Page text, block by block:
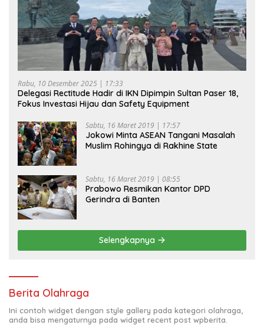
Rabu, 10 Desember 2025 | 17:33
Delegasi Rectitude Hadir di IKN Dipimpin Sultan Paser 18,
Fokus Investasi Hijau dan Safety Equipment
Sabtu, 16 Maret 2019 | 17:57
Jokowi Minta ASEAN Tangani Masalah
Muslim Rohingya di Rakhine State
Sabtu, 16 Maret 2019 | 08:55
Prabowo Resmikan Kantor DPD
Gerindra di Banten
Selengkapnya
Berita Olahraga
Ini contoh widget dengan style gallery pada kategori olahraga,
anda bisa mengaturnya pada widget recent post wpberita.